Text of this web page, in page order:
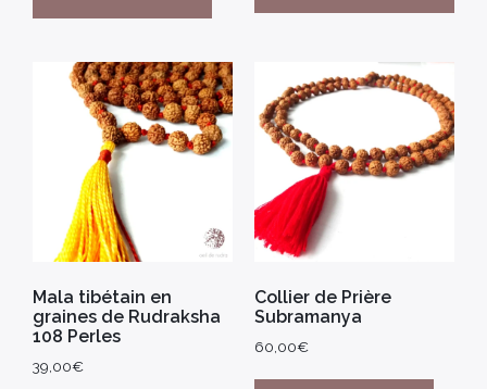
Mala tibétain en
graines de Rudraksha
108 Perles
39,00€
Collier de Prière
Subramanya
60,00€